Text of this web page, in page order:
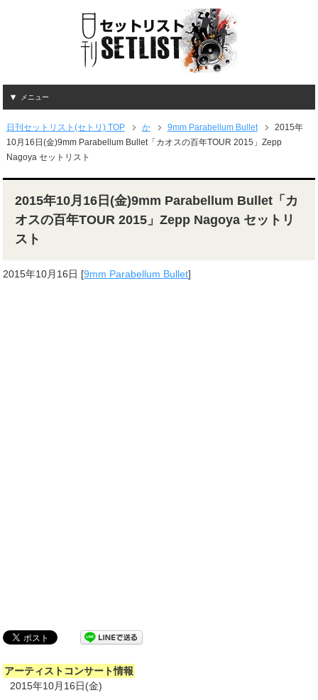
メニュー
日刊セットリスト(セトリ) TOP か 9mm Parabellum Bullet
2015年
10月16日(金)9mm Parabellum Bullet「カオスの百年TOUR 2015」Zepp
Nagoya セットリスト
2015年10月16日(金)9mm Parabellum Bullet「カ
オスの百年TOUR 2015」Zepp Nagoya セットリ
スト
2015年10月16日 [9mm Parabellum Bullet]
アーティストコンサート情報
2015年10月16日(金)